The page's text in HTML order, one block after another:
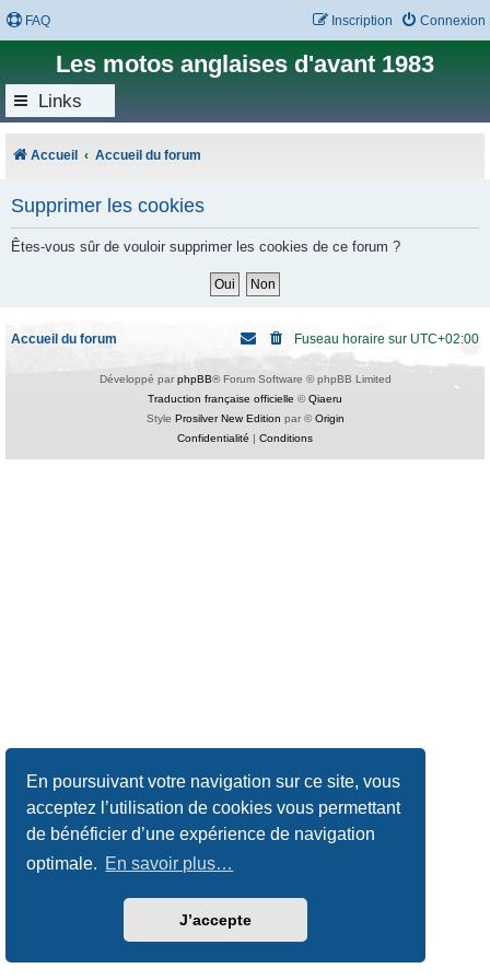
En poursuivant votre navigation sur ce site, vous
acceptez l’utilisation de cookies vous permettant
de bénéficier d’une expérience de navigation
optimale. En savoir plus…
J’accepte
FAQ Connexion
Inscription
Les motos anglaises d'avant 1983
Links
Accueil Accueil du forum
Supprimer les cookies
Êtes-vous sûr de vouloir supprimer les cookies de ce forum ?
Accueil du forum Fuseau horaire sur UTC+02:00
Développé par phpBB® Forum Software © phpBB Limited
Traduction française officielle ©Qiaeru
Style Prosilver New Edition par ©Origin
Confidentialité | Conditions